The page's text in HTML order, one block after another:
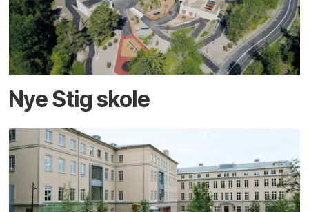
Nye Stig skole